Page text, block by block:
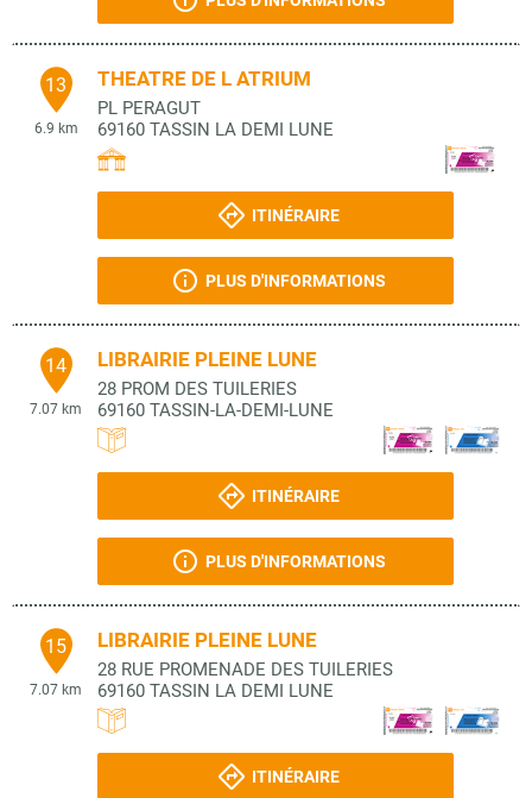
13
6.9 km
THEATRE DE L ATRIUM
PL PERAGUT
69160 TASSIN LA DEMI LUNE
ITINÉRAIRE
PLUS D'INFORMATIONS
14
7.07 km
LIBRAIRIE PLEINE LUNE
28 PROM DES TUILERIES
69160 TASSIN-LA-DEMI-LUNE
ITINÉRAIRE
PLUS D'INFORMATIONS
15
7.07 km
LIBRAIRIE PLEINE LUNE
28 RUE PROMENADE DES TUILERIES
69160 TASSIN LA DEMI LUNE
ITINÉRAIRE